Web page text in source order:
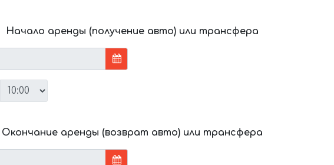
Начало аренды (получение авто) или трансфера
Окончание аренды (возврат авто) или трансфера